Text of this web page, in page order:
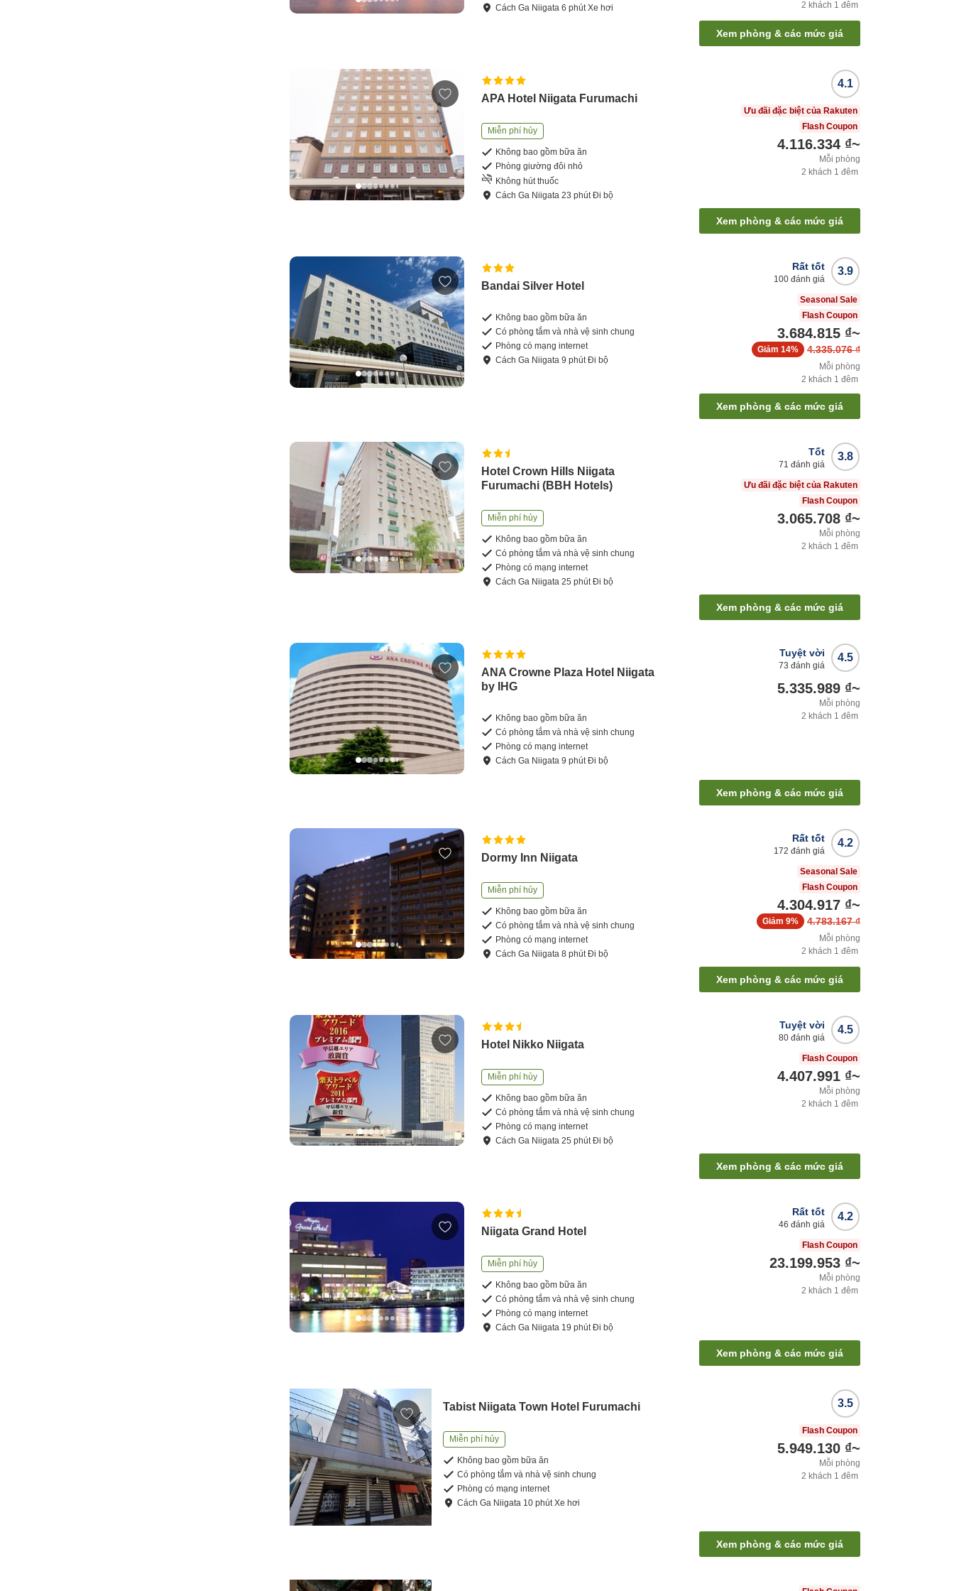
CáchGa Niigata6 phútXe hơi
2 khách 1 đêm
Xem phòng & các mức giá
APA Hotel Niigata Furumachi
Miễn phí hủy
Không bao gồm bữa ăn
Phòng giường đôi nhỏ
Không hút thuốc
CáchGa Niigata23 phútĐi bộ
4.1
Ưu đãi đặc biệt của Rakuten
Flash Coupon
4.116.334 ₫~
Mỗi phòng
2 khách 1 đêm
Xem phòng & các mức giá
Bandai Silver Hotel
Không bao gồm bữa ăn
Có phòng tắm và nhà vệ sinh chung
Phòng có mạng internet
CáchGa Niigata9 phútĐi bộ
3.9
Rất tốt
100 đánh giá
Seasonal Sale
Flash Coupon
3.684.815 ₫~
4.335.076 ₫
Giảm 14%
Mỗi phòng
2 khách 1 đêm
Xem phòng & các mức giá
Hotel Crown Hills Niigata
Furumachi (BBH Hotels)
Miễn phí hủy
Không bao gồm bữa ăn
Có phòng tắm và nhà vệ sinh chung
Phòng có mạng internet
CáchGa Niigata25 phútĐi bộ
3.8
Tốt
71 đánh giá
Ưu đãi đặc biệt của Rakuten
Flash Coupon
3.065.708 ₫~
Mỗi phòng
2 khách 1 đêm
Xem phòng & các mức giá
ANA Crowne Plaza Hotel Niigata
by IHG
Không bao gồm bữa ăn
Có phòng tắm và nhà vệ sinh chung
Phòng có mạng internet
CáchGa Niigata9 phútĐi bộ
4.5
Tuyệt vời
73 đánh giá
5.335.989 ₫~
Mỗi phòng
2 khách 1 đêm
Xem phòng & các mức giá
Dormy Inn Niigata
Miễn phí hủy
Không bao gồm bữa ăn
Có phòng tắm và nhà vệ sinh chung
Phòng có mạng internet
CáchGa Niigata8 phútĐi bộ
4.2
Rất tốt
172 đánh giá
Seasonal Sale
Flash Coupon
4.304.917 ₫~
4.783.167 ₫
Giảm 9%
Mỗi phòng
2 khách 1 đêm
Xem phòng & các mức giá
Hotel Nikko Niigata
Miễn phí hủy
Không bao gồm bữa ăn
Có phòng tắm và nhà vệ sinh chung
Phòng có mạng internet
CáchGa Niigata25 phútĐi bộ
4.5
Tuyệt vời
80 đánh giá
Flash Coupon
4.407.991 ₫~
Mỗi phòng
2 khách 1 đêm
Xem phòng & các mức giá
Niigata Grand Hotel
Miễn phí hủy
Không bao gồm bữa ăn
Có phòng tắm và nhà vệ sinh chung
Phòng có mạng internet
CáchGa Niigata 19 phútĐi bộ
4.2
Rất tốt
46 đánh giá
Flash Coupon
23.199.953 ₫~
Mỗi phòng
2 khách 1 đêm
Xem phòng & các mức giá
Tabist Niigata Town Hotel Furumachi
Miễn phí hủy
Không bao gồm bữa ăn
Có phòng tắm và nhà vệ sinh chung
Phòng có mạng internet
CáchGa Niigata 10 phútXe hơi
3.5
Flash Coupon
5.949.130 ₫~
Mỗi phòng
2 khách 1 đêm
Xem phòng & các mức giá